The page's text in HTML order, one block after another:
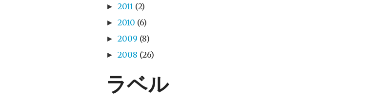
► 2011 (2)
► 2010 (6)
► 2009 (8)
► 2008 (26)
ラベル